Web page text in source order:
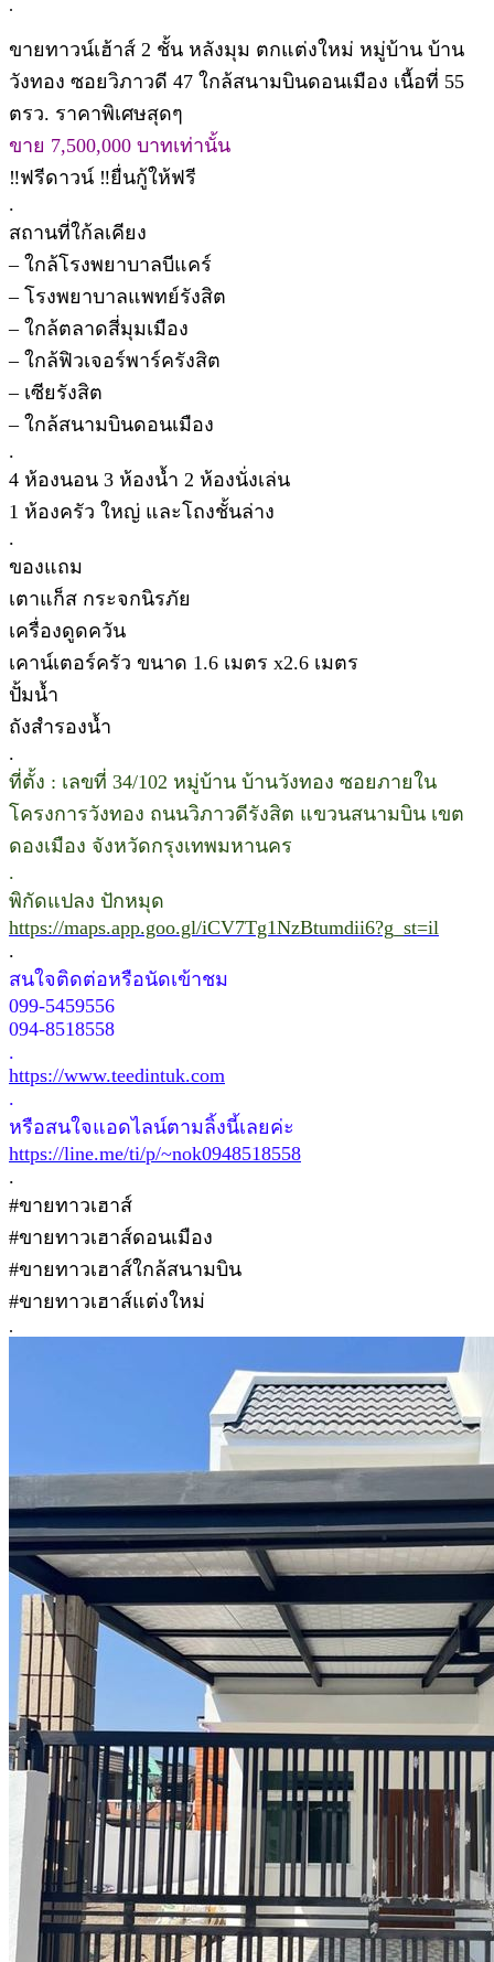
.
ขายทาวน์เฮ้าส์ 2 ชั้น หลังมุม ตกแต่งใหม่ หมู่บ้าน บ้าน
วังทอง ซอยวิภาวดี 47 ใกล้สนามบินดอนเมือง เนื้อที่ 55
ตรว. ราคาพิเศษสุดๆ
ขาย 7,500,000 บาทเท่านั้น
‼️ฟรีดาวน์ ‼️ยื่นกู้ให้ฟรี
.
สถานที่ใก้ลเคียง
– ใกล้โรงพยาบาลบีแคร์
– โรงพยาบาลแพทย์รังสิต
– ใกล้ตลาดสี่มุมเมือง
– ใกล้ฟิวเจอร์พาร์ครังสิต
– เซียรังสิต
– ใกล้สนามบินดอนเมือง
.
4 ห้องนอน 3 ห้องน้ำ 2 ห้องนั่งเล่น
1 ห้องครัว ใหญ่ และโถงชั้นล่าง
.
ของแถม
เตาแก็ส กระจกนิรภัย
เครื่องดูดควัน
เคาน์เตอร์ครัว ขนาด 1.6 เมตร x2.6 เมตร
ปั้มน้ำ
ถังสำรองน้ำ
.
ที่ตั้ง : เลขที่ 34/102 หมู่บ้าน บ้านวังทอง ซอยภายใน
โครงการวังทอง ถนนวิภาวดีรังสิต แขวนสนามบิน เขต
ดองเมือง จังหวัดกรุงเทพมหานคร
.
พิกัดแปลง ปักหมุด
https://maps.app.goo.gl/iCV7Tg1NzBtumdii6?g_st=il
.
สนใจติดต่อหรือนัดเข้าชม
099-5459556
094-8518558
.
https://www.teedintuk.com
.
หรือสนใจแอดไลน์ตามลิ้งนี้เลยค่ะ
https://line.me/ti/p/~nok0948518558
.
#ขายทาวเฮาส์
#ขายทาวเฮาส์ดอนเมือง
#ขายทาวเฮาส์ใกล้สนามบิน
#ขายทาวเฮาส์แต่งใหม่
.